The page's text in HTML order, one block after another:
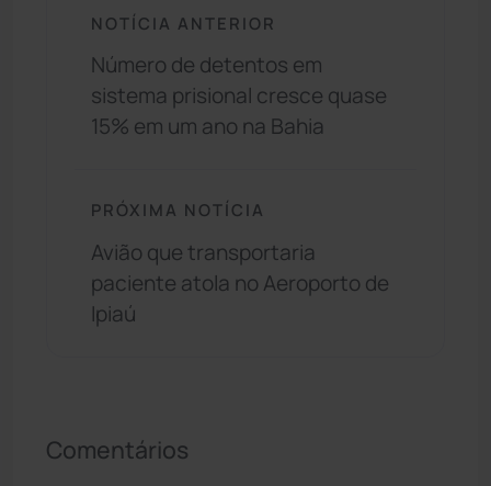
NOTÍCIA ANTERIOR
Número de detentos em
sistema prisional cresce quase
15% em um ano na Bahia
PRÓXIMA NOTÍCIA
Avião que transportaria
paciente atola no Aeroporto de
Ipiaú
Comentários